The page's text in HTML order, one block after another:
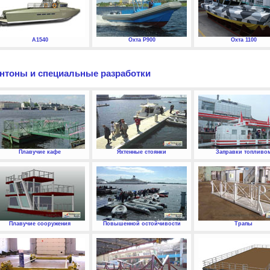
А1540 Охта P900 Охта 1100
и специальные разработки
Плавучие кафе Яхтенные стоянки Заправки
Плавучие сооружения Повышенной остойчивости Трапы